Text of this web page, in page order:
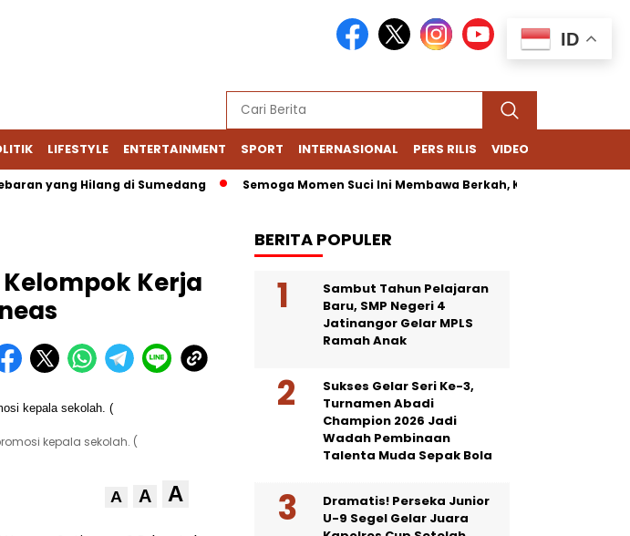
LIFESTYLE ENTERTAINMENT SPORT INTERNASIONAL PERS RILIS VIDEO
yang Hilang di Sumedang Semoga Momen Suci Ini Membawa Berkah, Kedamaian, dan
Kerja
kepala sekolah. (
A A A
BERITA POPULER
Sambut Tahun Pelajaran
Baru, SMP Negeri 4
Jatinangor Gelar MPLS
Ramah Anak
Sukses Gelar Seri Ke-3,
Turnamen Abadi
Champion 2026 Jadi
Wadah Pembinaan
Talenta Muda Sepak Bola
Dramatis! Perseka Junior
U-9 Segel Gelar Juara
ID